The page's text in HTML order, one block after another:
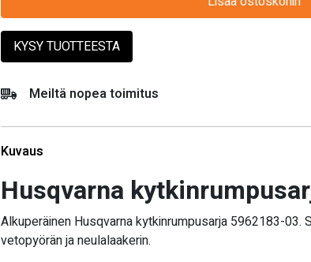
KYSY TUOTTEESTA
Meiltä nopea toimitus
Kuvaus
Husqvarna
Alkuperäinen Husqvarna kytkinrumpusarja 5962183-03.
vetopyörän ja neulalaakerin.